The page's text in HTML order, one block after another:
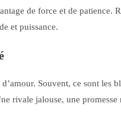
de force et de patience.
et puissance.
Souvent, ce sont les
rivale jalouse, une